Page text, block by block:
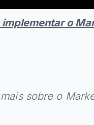
implementar o
sobre o